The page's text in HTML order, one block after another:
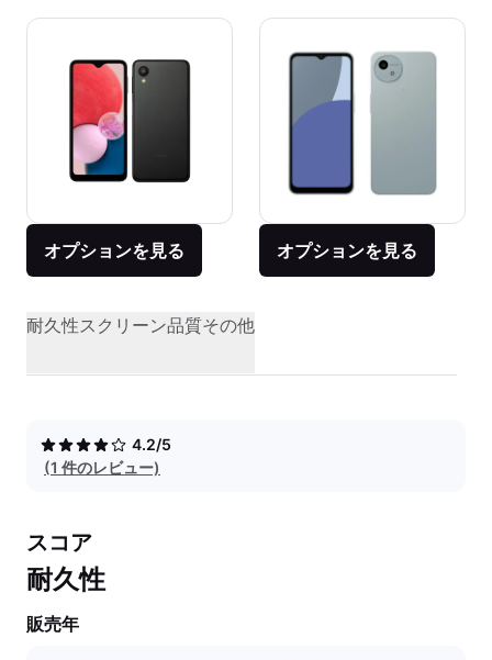
オプションを見る オプションを見る
耐久性スクリーン品質その他
4.2/5
(1 件のレビュー)
スコア
耐久性
販売年